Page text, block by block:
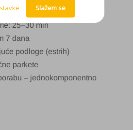
25–30 min
7 dana
podloge (estrih)
parkete
– jednokomponentno
Slažem se